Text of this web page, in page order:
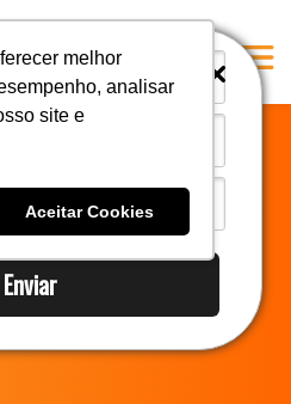
Enviar
melhor
analisar
site e
Aceitar Cookies
i
i
de